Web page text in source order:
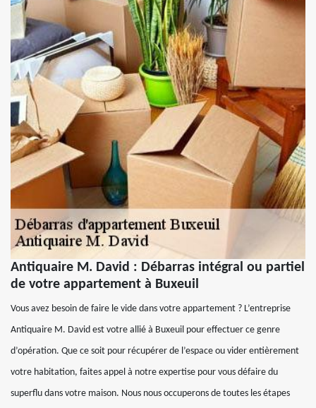
Antiquaire M. David : Débarras intégral ou partiel
de votre appartement à Buxeuil
Vous avez besoin de faire le vide dans votre appartement ? L’entreprise
Antiquaire M. David est votre allié à Buxeuil pour effectuer ce genre
d’opération. Que ce soit pour récupérer de l’espace ou vider entièrement
votre habitation, faites appel à notre expertise pour vous défaire du
superflu dans votre maison. Nous nous occuperons de toutes les étapes